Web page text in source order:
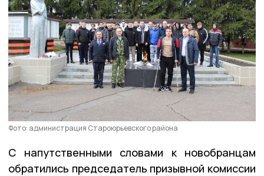
Фото: администрация Староюрьевского района
С напутственными словами к новобранцам
обратились председатель призывной комиссии